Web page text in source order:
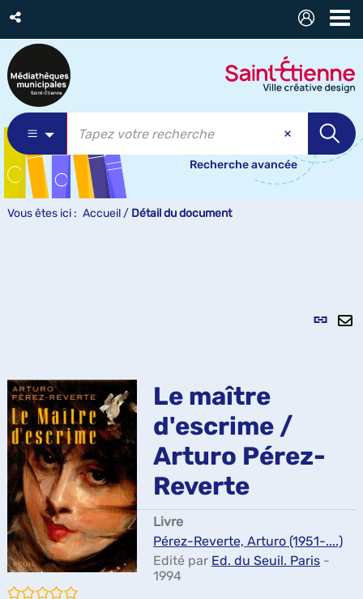
Recherche avancée
Vous êtes ici : Accueil / Détail du document
Lien
/5
Le maître
d'escrime /
Arturo Pérez-
Reverte
Livre
Pérez-Reverte, Arturo (1951-....)
Edité par Ed. du Seuil. Paris -
1994